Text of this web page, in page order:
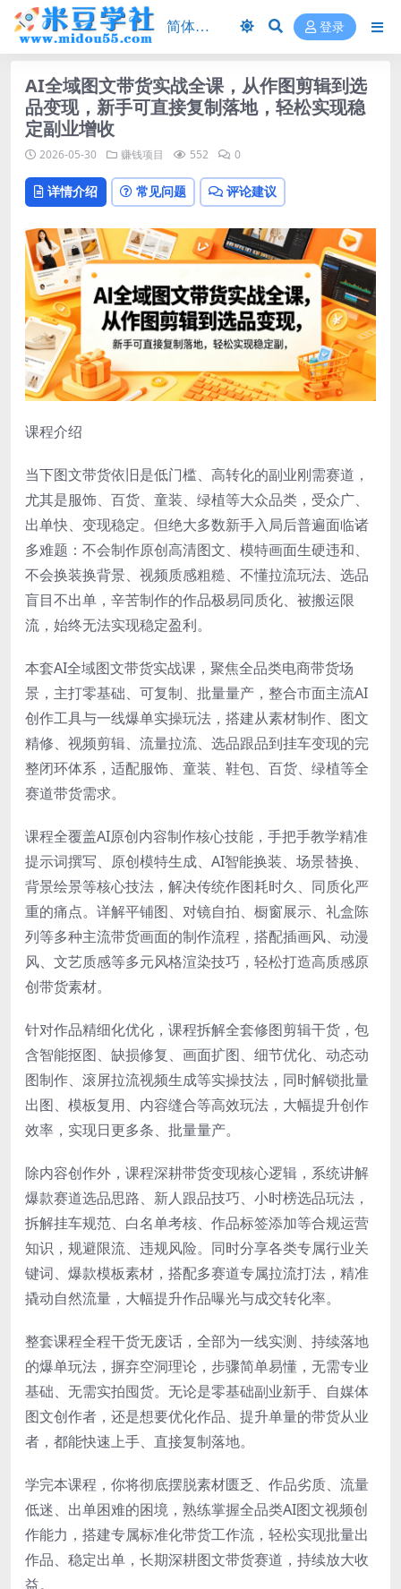
登录
AI全域图文带货实战全课，从作图剪辑到选
品变现，新手可直接复制落地，轻松实现稳
定副业增收
2026-05-30 赚钱项目 552 0
详情介绍 常见问题 评论建议
课程介绍
当下图文带货依旧是低门槛、高转化的副业刚需赛道，
尤其是服饰、百货、童装、绿植等大众品类，受众广、
出单快、变现稳定。但绝大多数新手入局后普遍面临诸
多难题：不会制作原创高清图文、模特画面生硬违和、
不会换装换背景、视频质感粗糙、不懂拉流玩法、选品
盲目不出单，辛苦制作的作品极易同质化、被搬运限
流，始终无法实现稳定盈利。
本套AI全域图文带货实战课，聚焦全品类电商带货场
景，主打零基础、可复制、批量量产，整合市面主流AI
创作工具与一线爆单实操玩法，搭建从素材制作、图文
精修、视频剪辑、流量拉流、选品跟品到挂车变现的完
整闭环体系，适配服饰、童装、鞋包、百货、绿植等全
赛道带货需求。
课程全覆盖AI原创内容制作核心技能，手把手教学精准
提示词撰写、原创模特生成、AI智能换装、场景替换、
背景绘景等核心技法，解决传统作图耗时久、同质化严
重的痛点。详解平铺图、对镜自拍、橱窗展示、礼盒陈
列等多种主流带货画面的制作流程，搭配插画风、动漫
风、文艺质感等多元风格渲染技巧，轻松打造高质感原
创带货素材。
针对作品精细化优化，课程拆解全套修图剪辑干货，包
含智能抠图、缺损修复、画面扩图、细节优化、动态动
图制作、滚屏拉流视频生成等实操技法，同时解锁批量
出图、模板复用、内容缝合等高效玩法，大幅提升创作
效率，实现日更多条、批量量产。
除内容创作外，课程深耕带货变现核心逻辑，系统讲解
爆款赛道选品思路、新人跟品技巧、小时榜选品玩法，
拆解挂车规范、白名单考核、作品标签添加等合规运营
知识，规避限流、违规风险。同时分享各类专属行业关
键词、爆款模板素材，搭配多赛道专属拉流打法，精准
撬动自然流量，大幅提升作品曝光与成交转化率。
整套课程全程干货无废话，全部为一线实测、持续落地
的爆单玩法，摒弃空洞理论，步骤简单易懂，无需专业
基础、无需实拍囤货。无论是零基础副业新手、自媒体
图文创作者，还是想要优化作品、提升单量的带货从业
者，都能快速上手、直接复制落地。
学完本课程，你将彻底摆脱素材匮乏、作品劣质、流量
低迷、出单困难的困境，熟练掌握全品类AI图文视频创
作能力，搭建专属标准化带货工作流，轻松实现批量出
作品、稳定出单，长期深耕图文带货赛道，持续放大收
益。